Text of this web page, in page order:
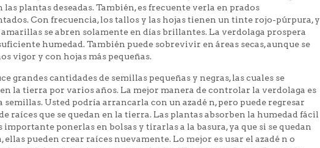
las plantas deseadas. También, es frecuente verla en prados
Con frecuencia, los tallos y las hojas tienen un tinte rojo-púrpura, y
se abren solamente en días brillantes. La verdolaga prospera
humedad. También puede sobrevivir en áreas secas, aunque se
vigor y con hojas más pequeñas.
grandes cantidades de semillas pequeñas y negras, las cuales se
la tierra por varios años. La mejor manera de controlar la verdolaga es
semillas. Usted podría arrancarla con un azadé n, pero puede regresar
raíces que se quedan en la tierra. Las plantas absorben la humedad fácil
importante ponerlas en bolsas y tirarlas a la basura, ya que si se quedan
ellas pueden crear raíces nuevamente. Lo mejor es usar el azadé n o